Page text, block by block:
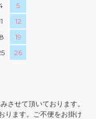
5
12
19
26
させて頂いております。
ります。ご不便をお掛け